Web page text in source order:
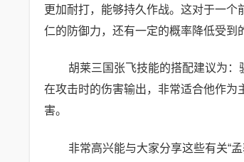
更加耐打，能够持久作战。这对于一
仁的防御力，还有一定的概率降低受到
胡莱三国张飞技能的搭配建议为
在攻击时的伤害输出，非常适合他作为
害。
非常高兴能与大家分享这些有关“